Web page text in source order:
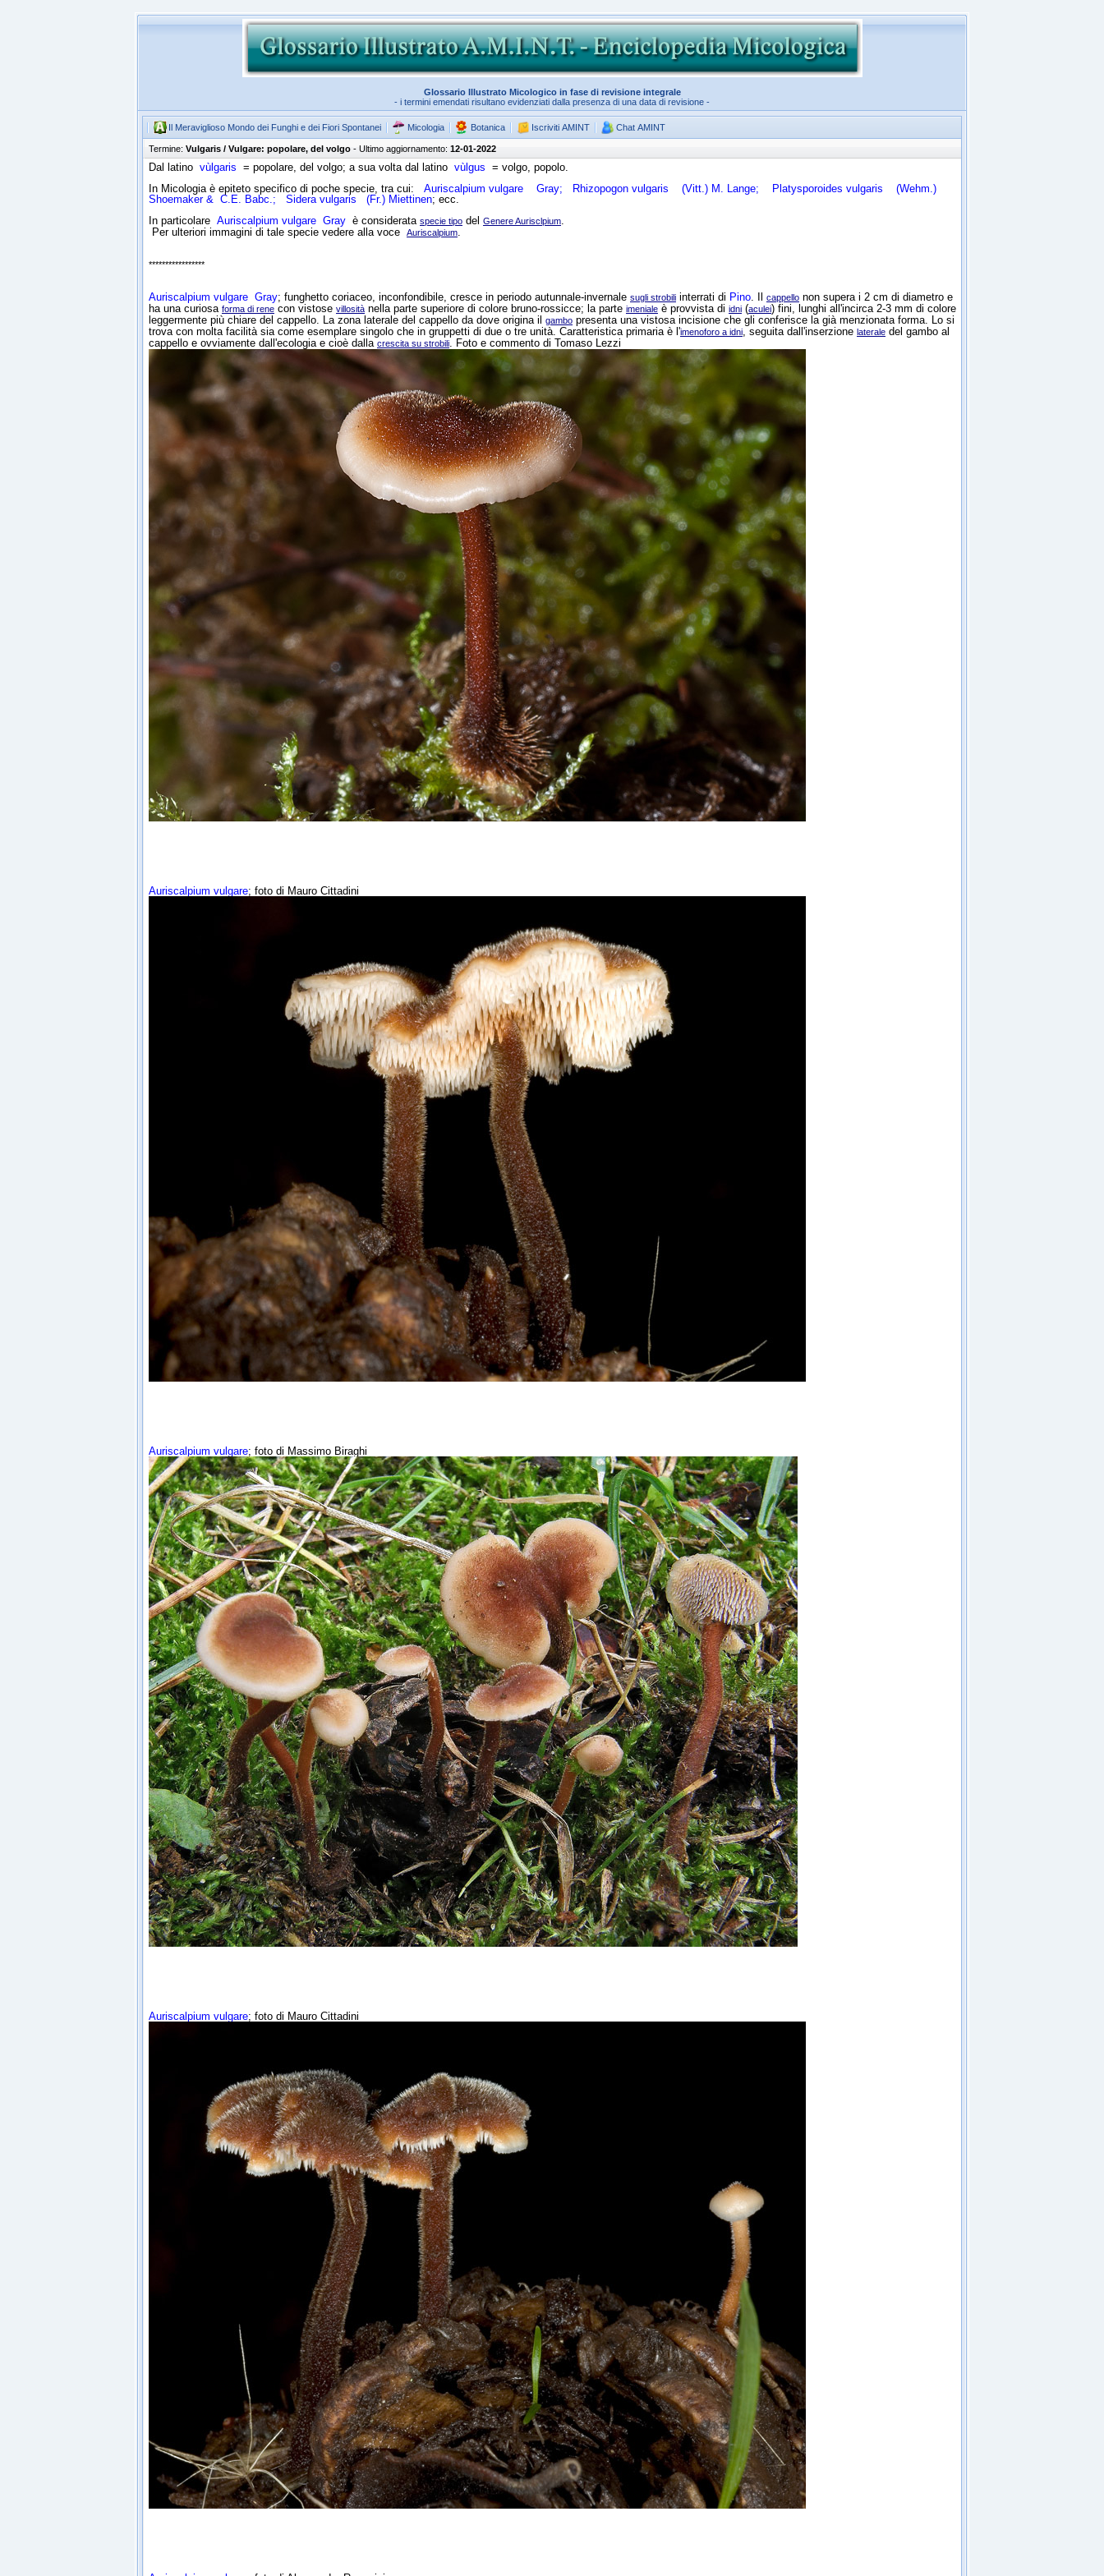
Glossario Illustrato Micologico in fase di revisione integrale
- i termini emendati risultano evidenziati dalla presenza di una data di revisione -
Il Meraviglioso Mondo dei Funghi e dei Fiori Spontanei Micologia Botanica Iscriviti AMINT Chat AMINT
Termine: Vulgaris / Vulgare: popolare, del volgo - Ultimo aggiornamento: 12-01-2022
Dal latino vùlgaris = popolare, del volgo; a sua volta dal latino vùlgus = volgo, popolo.
In Micologia è epiteto specifico di poche specie, tra cui: Auriscalpium vulgare Gray; Rhizopogon vulgaris (Vitt.) M. Lange; Platysporoides vulgaris
(Wehm.)
Shoemaker & C.E. Babc.; Sidera vulgaris (Fr.) Miettinen; ecc.
In particolare Auriscalpium vulgare Gray è considerata specie tipo del Genere Aurisclpium.
Per ulteriori immagini di tale specie vedere alla voce
Auriscalpium.
*****************
Auriscalpium vulgare Gray; funghetto coriaceo, inconfondibile, cresce in periodo autunnale-invernale sugli strobili interrati di Pino. Il cappello non supera i 2 cm di diametro e
ha una curiosa forma di rene con vistose villosità nella parte superiore di colore bruno-rossicce; la parte imeniale è provvista di idni (aculei) fini, lunghi all'incirca 2-3 mm di colore
leggermente più chiare del cappello. La zona laterale del cappello da dove origina il
gambo presenta una vistosa incisione che gli conferisce la già menzionata forma. Lo si
trova con molta facilità sia come esemplare singolo che in gruppetti di due o tre unità. Caratteristica primaria è l'imenoforo a idni, seguita dall'inserzione laterale del gambo al
cappello e ovviamente dall'ecologia e cioè dalla crescita su strobili. Foto e commento di Tomaso Lezzi
Auriscalpium vulgare; foto di Mauro Cittadini
Auriscalpium vulgare; foto di Massimo Biraghi
Auriscalpium vulgare; foto di Mauro Cittadini